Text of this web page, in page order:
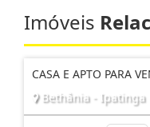
Imóveis
CASA E APTO PARA
Bethânia - Ipatinga